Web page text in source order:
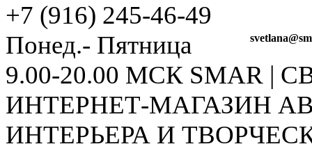
svetlana
+7 (916) 245-46-49
Понед.- Пятница
9.00-20.00 МСК SMAR |
ИНТЕРНЕТ-МАГАЗИН
ИНТЕРЬЕРА И